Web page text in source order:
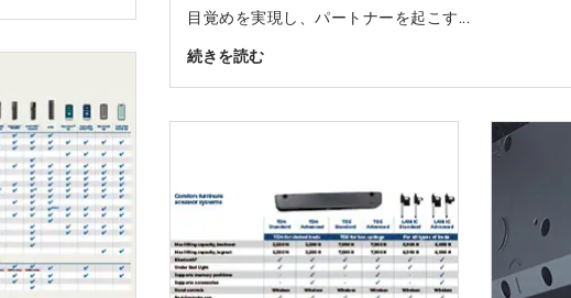
目覚めを実現し、パートナーを起こす...
続きを読む